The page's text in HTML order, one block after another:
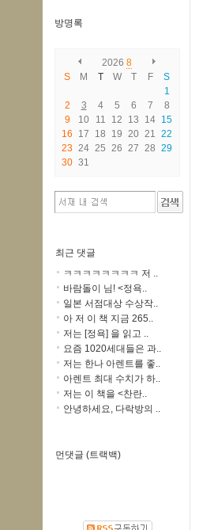
방명록
2026 8
S
M T W T F
S
1
2
3 4 5 6 7
8
9
10 11 12 13 14 15
16
17 18 19 20 21
22
23 24 25 26 27 28 29
30 31
최근 댓글
ㅋㅋㅋㅋㅋㅋㅋㅋ 저 ..
바람돌이 님! <정욕..
일본 서점대상 수상작..
아 저 이 책 지금 265..
저는 [정욕] 을 읽고 ..
요즘 1020세대들은 과..
저는 한나 아렌트를 좋..
아렌트 최대 수치가 하..
저는 이 책을 <찬란..
안녕하세요, 다락방의 ..
먼댓글 (트랙백)